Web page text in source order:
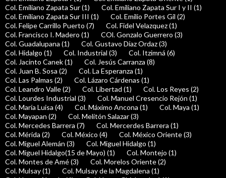
Col. Emiliano Zapata Sur (1)
Col. Emiliano Zapata Sur I y II (1)
Col. Emiliano Zapata Sur III (1)
Col. Emilio Portes Gil (2)
Col. Felipe Carrillo Puerto (7)
Col. Fidel Velazquez (1)
Col. Francisco I. Madero (1)
COl. Gonzalo Guerrero (3)
Col. Guadalupana (1)
Col. Gustavo Díaz Ordaz (3)
Col. Hidalgo (1)
Col. Industrial (3)
Col. Itzimná (6)
Col. Jacinto Canek (1)
Col. Jesús Carranza (8)
Col. Juan B. Sosa (2)
Col. La Esperanza (1)
Col. Las Palmas (2)
Col. Lázaro Cárdenas (1)
Col. Leandro Valle (2)
Col. Libertad (1)
Col. Los Reyes (2)
Col. Lourdes Industrial (3)
Col. Manuel Cresencio Rejón (1)
Col. María Luisa (4)
Col. Máximo Ancona (1)
Col. Maya (1)
Col. Mayapan (2)
Col. Melitón Salazar (3)
Col. Mercedes Barrera (7)
Col. Mercerdes Barrera (1)
Col. Mérida (2)
Col. México (4)
Col. México Oriente (3)
Col. Miguel Alemán (3)
Col. Miguel Hidalgo (1)
Col. Miguel Hidalgo(15 de Mayo) (1)
Col. Montejo (1)
Col. Montes de Amé (3)
Col. Morelos Oriente (2)
Col. Mulsay (1)
Col. Mulsay de la Magdalena (1)